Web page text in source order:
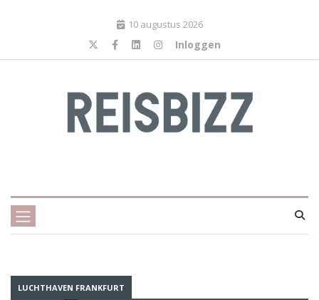
10 augustus 2026
Inloggen
LUCHTHAVEN FRANKFURT